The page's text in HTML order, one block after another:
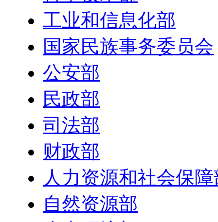
工业和信息化部
国家民族事务委员会
公安部
民政部
司法部
财政部
人力资源和社会保
自然资源部